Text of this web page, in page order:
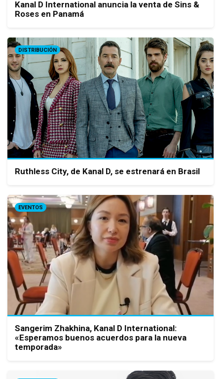
Kanal D International anuncia la venta de Sins &
Roses en Panamá
DISTRIBUCIÓN
Ruthless City, de Kanal D, se estrenará en Brasil
EVENTOS
Sangerim Zhakhina, Kanal D International:
«Esperamos buenos acuerdos para la nueva
temporada»